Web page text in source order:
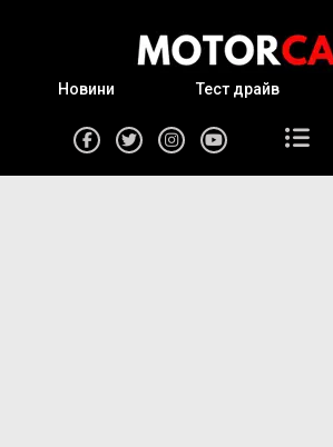
Новини Тест драйв